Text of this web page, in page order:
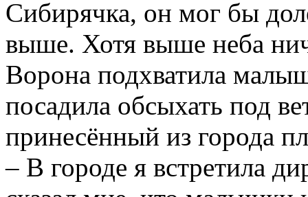
Сибирячка, он мог бы
выше. Хотя выше неба
Ворона подхватила
посадила обсыхать под
принесённый из города
– В городе я встретила